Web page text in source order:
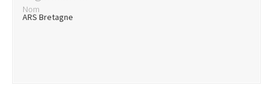
Nom
ARS Bretagne